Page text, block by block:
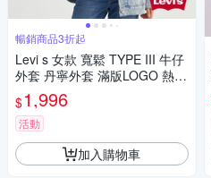
暢銷商品3折起
Levi s 女款 寬鬆 TYPE III 牛仔
外套 丹寧外套 滿版LOGO 熱賣
單品
$1,996
活動
加入購物車